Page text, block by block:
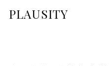
PLAUSITY